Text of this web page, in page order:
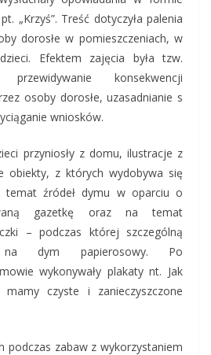
„Krzyś”. Treść dotyczyła palenia
dorosłe w pomieszczeniach, w
Efektem zajęcia była tzw.
konsekwencji
osoby dorosłe, uzasadnianie s
wniosków.
przyniosły z domu, ilustracje z
obiekty, z których wydobywa się
temat źródeł dymu w oparciu o
gazetkę oraz na temat
– podczas której szczególną
na dym papierosowy. Po
wykonywały plakaty nt. Jak
czyste i zanieczyszczone
podczas zabaw z wykorzystaniem